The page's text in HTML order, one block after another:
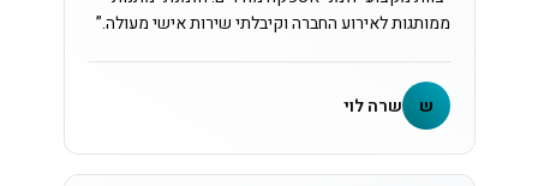
ממותגות לאירוע החברה וקיבלתי שירות אישי מעולה.”
ש שרה לוי